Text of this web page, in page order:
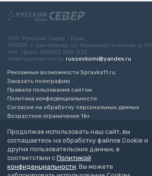
Продолжая использовать наш сайт, вы
соглашаетесь на обработку файлов Cookie и
других пользовательских данных, в
соответствии с Политикой
конфиденциальности. Вы можете
ООО “Русский Север - Коми„
167000, г. Сыктывкар, ул. Коммунистическая, д. 50
тел. /факс: 8(8212) 200-532
Электронная почта: russevkomi@yandex.ru
Рекламные возможности Spravka11.ru
Заказать полиграфию
Правила пользования сайтом
Политика конфеденциальности
Согласие на обработку персональных данных
Возрастное ограничение 16+
Разработка сайта“ЭкспертБизнесГрупп”
© 2010-2026 Русский Север - Коми